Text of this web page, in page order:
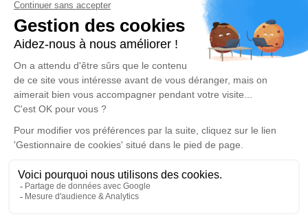
Réseaux sociaux
Liens utiles
Publier un avis de décès
Signaler un abus/une erreur
Consultez nos offres d'emploi
Politique de traitement des données